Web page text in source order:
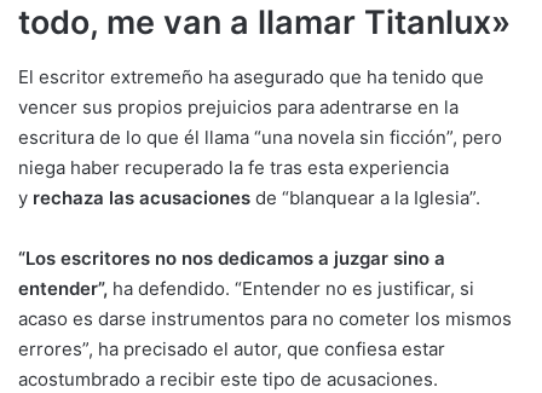
todo, me van a llamar Titanlux»
El escritor extremeño ha asegurado que ha tenido que
vencer sus propios prejuicios para adentrarse en la
escritura de lo que él llama “una novela sin ficción”, pero
niega haber recuperado la fe tras esta experiencia
y rechaza las acusaciones de “blanquear a la Iglesia”.
“Los escritores no nos dedicamos a juzgar sino a
entender”, ha defendido. “Entender no es justificar, si
acaso es darse instrumentos para no cometer los mismos
errores”, ha precisado el autor, que confiesa estar
acostumbrado a recibir este tipo de acusaciones.